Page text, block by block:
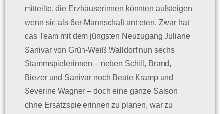
mitteilte, die Erzhäuserinnen könnten aufsteigen,
wenn sie als 6er-Mannschaft antreten. Zwar hat
das Team mit dem jüngsten Neuzugang Juliane
Sanivar von Grün-Weiß Walldorf nun sechs
Stammspielerinnen – neben Schill, Brand,
Biezer und Sanivar noch Beate Kramp und
Severine Wagner – doch eine ganze Saison
ohne Ersatzspielerinnen zu planen, war zu